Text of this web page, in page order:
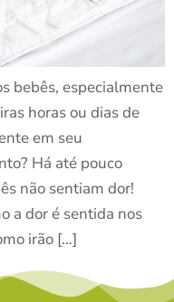
bebês, especialmente
horas ou dias de
em seu
Há até pouco
não sentiam dor!
a dor é sentida nos
irão […]